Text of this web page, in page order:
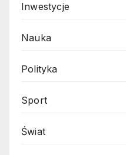
Inwestycje
Nauka
Polityka
Sport
Świat